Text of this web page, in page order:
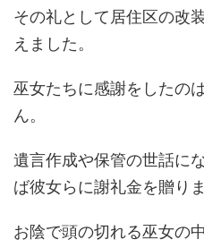
その礼として居住区の改
えました。
巫女たちに感謝をしたの
ん。
遺言作成や保管の世話に
ば彼女らに謝礼金を贈りま
お陰で頭の切れる巫女の